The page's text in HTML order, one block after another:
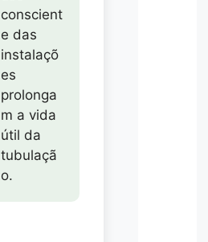
conscient
e das
instalaçõ
es
prolonga
m a vida
útil da
tubulaçã
o.